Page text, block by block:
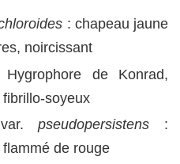
: chapeau jaune
noircissant
de Konrad,
soyeux
var.pseudopersistens :
de rouge